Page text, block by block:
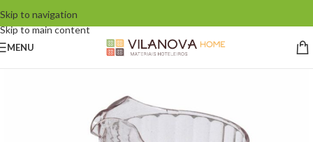
Skip to navigation
Skip to main content
MENU